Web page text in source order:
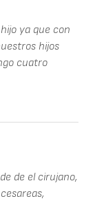
ya que con
hijos
cuatro
de el cirujano,